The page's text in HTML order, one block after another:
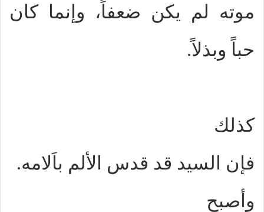
موته لم يكن ضعفاً، وإنما كان
حباً وبذلاً.
كذلك
فإن السيد قد قدس الألم باَلامه.
وأصبح